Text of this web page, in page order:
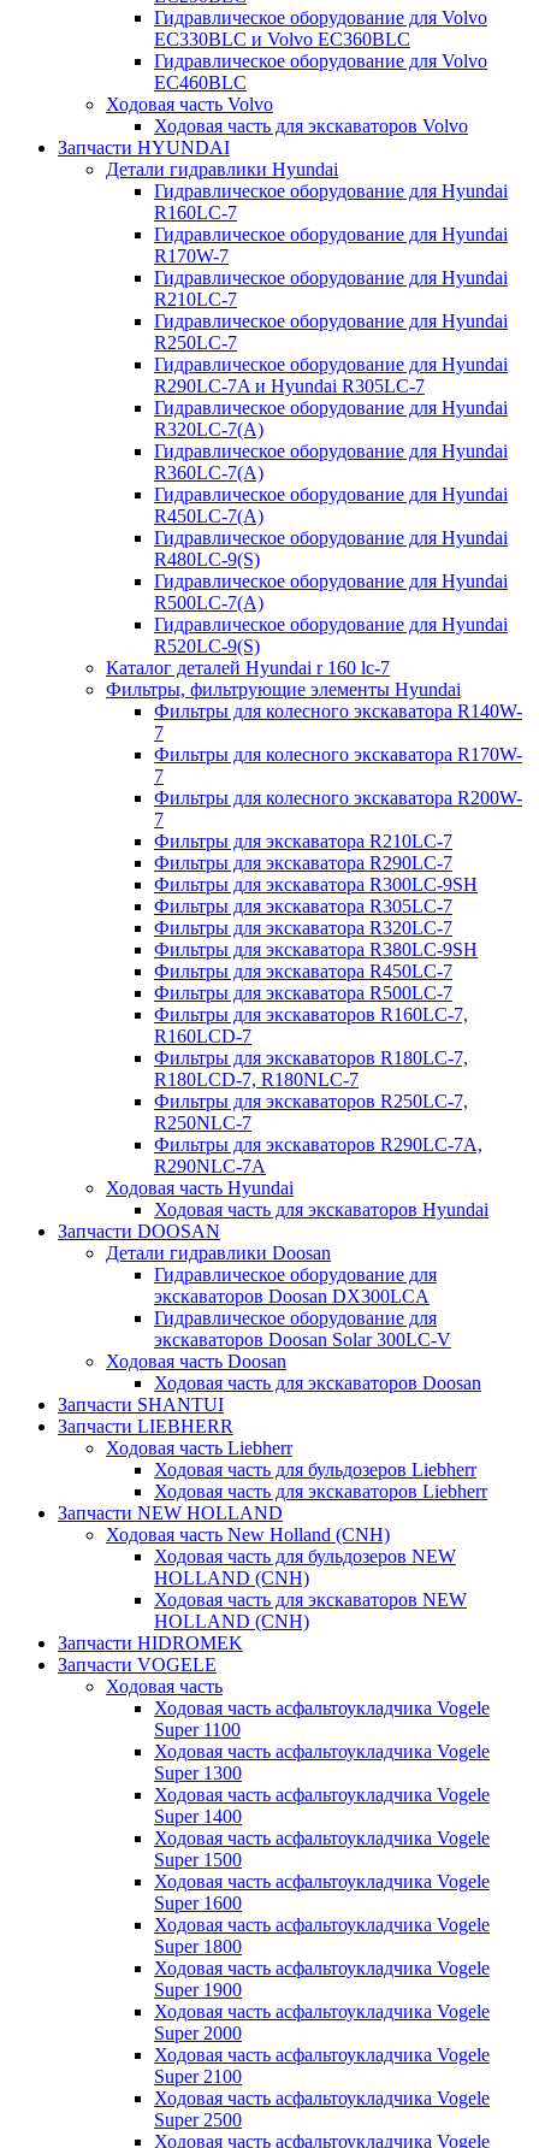
Гидравлическое оборудование для Volvo
EC330BLC и Volvo EC360BLC
Гидравлическое оборудование для Volvo
EC460BLC
Ходовая часть Volvo
Ходовая часть для экскаваторов Volvo
Запчасти HYUNDAI
Детали гидравлики Hyundai
Гидравлическое оборудование для Hyundai
R160LC-7
Гидравлическое оборудование для Hyundai
R170W-7
Гидравлическое оборудование для Hyundai
R210LC-7
Гидравлическое оборудование для Hyundai
R250LC-7
Гидравлическое оборудование для Hyundai
R290LC-7A и Hyundai R305LC-7
Гидравлическое оборудование для Hyundai
R320LC-7(A)
Гидравлическое оборудование для Hyundai
R360LC-7(A)
Гидравлическое оборудование для Hyundai
R450LC-7(A)
Гидравлическое оборудование для Hyundai
R480LC-9(S)
Гидравлическое оборудование для Hyundai
R500LC-7(A)
Гидравлическое оборудование для Hyundai
R520LC-9(S)
Каталог деталей Hyundai r 160 lc-7
Фильтры, фильтрующие элементы Hyundai
Фильтры для колесного экскаватора R140W-
7
Фильтры для колесного экскаватора R170W-
7
Фильтры для колесного экскаватора R200W-
7
Фильтры для экскаватора R210LC-7
Фильтры для экскаватора R290LC-7
Фильтры для экскаватора R300LC-9SH
Фильтры для экскаватора R305LC-7
Фильтры для экскаватора R320LC-7
Фильтры для экскаватора R380LC-9SH
Фильтры для экскаватора R450LC-7
Фильтры для экскаватора R500LC-7
Фильтры для экскаваторов R160LC-7,
R160LCD-7
Фильтры для экскаваторов R180LC-7,
R180LCD-7, R180NLC-7
Фильтры для экскаваторов R250LC-7,
R250NLC-7
Фильтры для экскаваторов R290LC-7A,
R290NLC-7A
Ходовая часть Hyundai
Ходовая часть для экскаваторов Hyundai
Запчасти DOOSAN
Детали гидравлики Doosan
Гидравлическое оборудование для
экскаваторов Doosan DX300LCA
Гидравлическое оборудование для
экскаваторов Doosan Solar 300LC-V
Ходовая часть Doosan
Ходовая часть для экскаваторов Doosan
Запчасти SHANTUI
Запчасти LIEBHERR
Ходовая часть Liebherr
Ходовая часть для бульдозеров Liebherr
Ходовая часть для экскаваторов Liebherr
Запчасти NEW HOLLAND
Ходовая часть New Holland (CNH)
Ходовая часть для бульдозеров NEW
HOLLAND (CNH)
Ходовая часть для экскаваторов NEW
HOLLAND (CNH)
Запчасти HIDROMEK
Запчасти VOGELE
Ходовая часть
Ходовая часть асфальтоукладчика Vogele
Super 1100
Ходовая часть асфальтоукладчика Vogele
Super 1300
Ходовая часть асфальтоукладчика Vogele
Super 1400
Ходовая часть асфальтоукладчика Vogele
Super 1500
Ходовая часть асфальтоукладчика Vogele
Super 1600
Ходовая часть асфальтоукладчика Vogele
Super 1800
Ходовая часть асфальтоукладчика Vogele
Super 1900
Ходовая часть асфальтоукладчика Vogele
Super 2000
Ходовая часть асфальтоукладчика Vogele
Super 2100
Ходовая часть асфальтоукладчика Vogele
Super 2500
Ходовая часть асфальтоукладчика Vogele